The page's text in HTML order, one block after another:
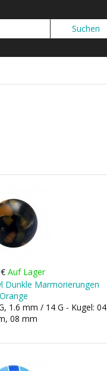
€Auf Lager
Dunkle Marmorierungen
Orange
1.6 mm / 14 G - Kugel: 04
08 mm